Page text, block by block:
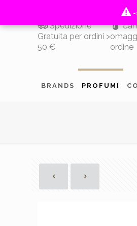
Spedizione
Gratuita per ordini >
50 €
ordine
BRANDS PROFUMI
-
-